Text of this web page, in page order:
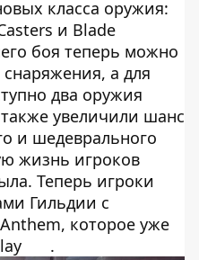
класса оружия:
и Blade
боя теперь можно
а для
два оружия
увеличили шанс
и шедеврального
жизнь игроков
Теперь игроки
Гильдии с
которое уже
.